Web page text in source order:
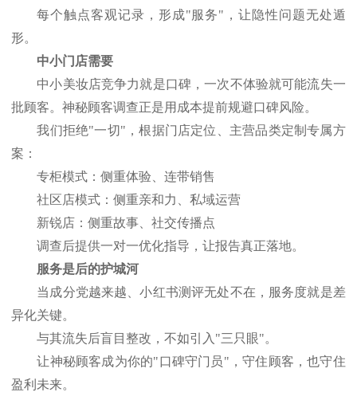
每个触点客观记录，形成"服务"，让隐性问题无处遁
形。
中小门店需要
中小美妆店竞争力就是口碑，一次不体验就可能流失一
批顾客。神秘顾客调查正是用成本提前规避口碑风险。
我们拒绝"一切"，根据门店定位、主营品类定制专属方
案：
专柜模式：侧重体验、连带销售
社区店模式：侧重亲和力、私域运营
新锐店：侧重故事、社交传播点
调查后提供一对一优化指导，让报告真正落地。
服务是后的护城河
当成分党越来越、小红书测评无处不在，服务度就是差
异化关键。
与其流失后盲目整改，不如引入 "三只眼"。
让神秘顾客成为你的"口碑守门员"，守住顾客，也守住
盈利未来。